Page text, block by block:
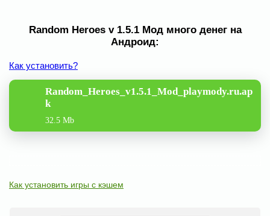
Random Heroes v 1.5.1 Мод много денег на
Андроид:
Как установить?
Random_Heroes_v1.5.1_Mod_playmody.ru.ap
k
32.5 Mb
Как установить игры с кэшем